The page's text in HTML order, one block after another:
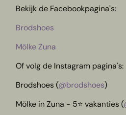
Bekijk de Facebookpagina's:
Brodshoes
Mölke Zuna
Of volg de Instagram pagina's:
Brodshoes (@brodshoes)
Mölke in Zuna - 5⭐️ vakanties (